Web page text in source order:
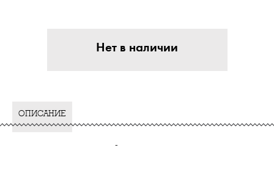
Нет в наличии
ОПИСАНИЕ
-